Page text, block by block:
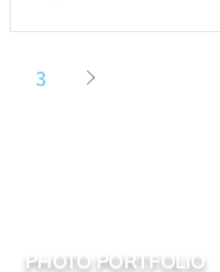
3
PHOTO PORTFOLIO